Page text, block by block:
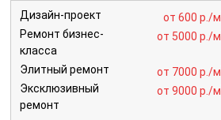
Дизайн-проект от 600 р./м
Ремонт бизнес-
класса
от 5000 р./м
Элитный ремонт от 7000 р./м
Эксклюзивный
ремонт
от 9000 р./м